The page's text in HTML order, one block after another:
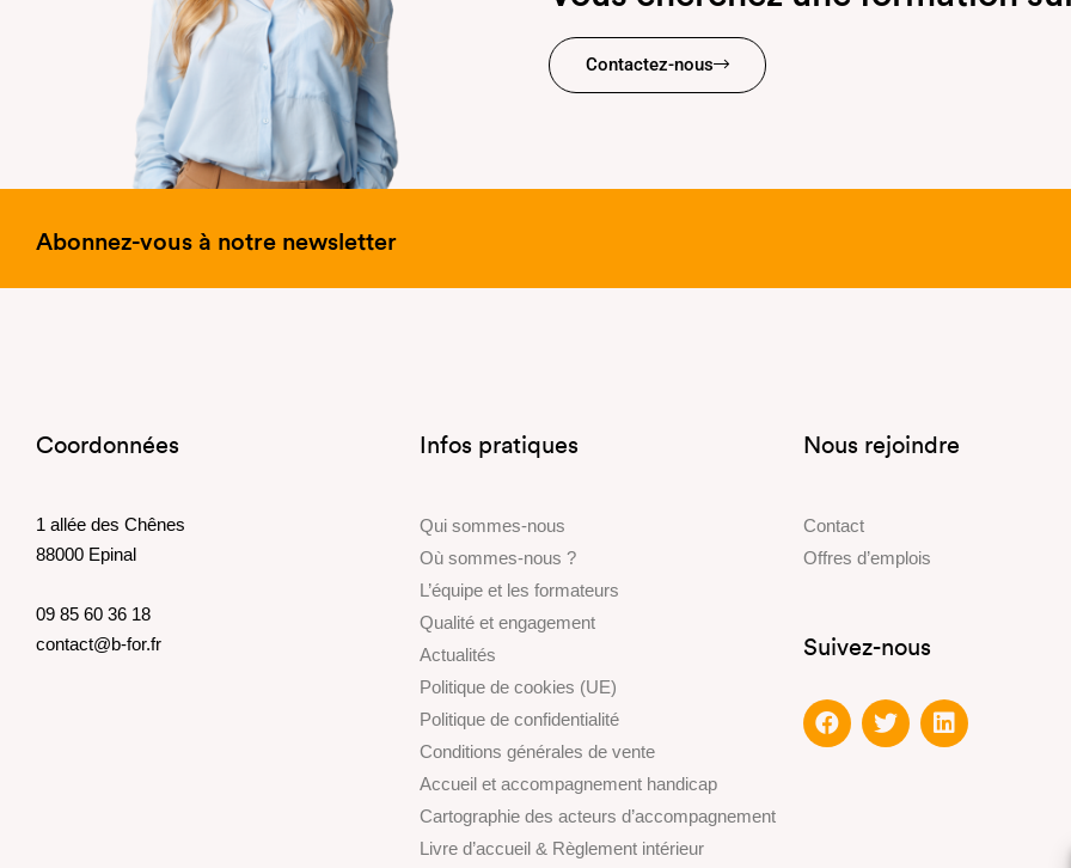
Contactez-nous
Abonnez-vous à notre newsletter
Coordonnées
1 allée des Chênes
88000 Epinal
09 85 60 36 18
contact@b-for.fr
Infos pratiques
Qui sommes-nous
Où sommes-nous ?
L’équipe et les formateurs
Qualité et engagement
Actualités
Politique de cookies (UE)
Politique de confidentialité
Conditions générales de vente
Accueil et accompagnement handicap
Cartographie des acteurs d’accompagnement
Livre d’accueil & Règlement intérieur
Nous rejoindre
Contact
Offres d’emplois
Suivez-nous